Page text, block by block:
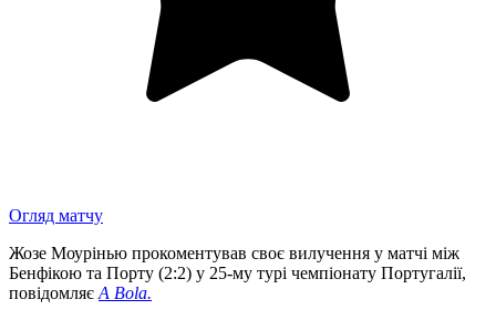
Огляд матчу
Жозе Моурінью прокоментував своє вилучення у матчі між
Бенфікою та Порту (2:2) у 25-му турі чемпіонату Португалії,
повідомляєA Bola.